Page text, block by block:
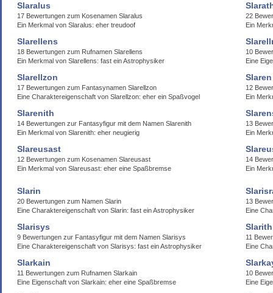
Slaralus
17 Bewertungen zum Kosenamen Slaralus
Ein Merkmal von Slaralus: eher treudoof
22
Ein
Slarellens
18 Bewertungen zum Rufnamen Slarellens
Ein Merkmal von Slarellens: fast ein Astrophysiker
10
Eine
Slarellzon
17 Bewertungen zum Fantasynamen Slarellzon
Eine Charaktereigenschaft von Slarellzon: eher ein Spaßvogel
Slaren
12
Ein
Slarenith
14 Bewertungen zur Fantasyfigur mit dem Namen Slarenith
Ein Merkmal von Slarenith: eher neugierig
13
Ein
Slareusast
12 Bewertungen zum Kosenamen Slareusast
Ein Merkmal von Slareusast: eher eine Spaßbremse
14
Ein
Slarin
20 Bewertungen zum Namen Slarin
Eine Charaktereigenschaft von Slarin: fast ein Astrophysiker
13
Eine
Slarisys
9 Bewertungen zur Fantasyfigur mit dem Namen Slarisys
Eine Charaktereigenschaft von Slarisys: fast ein Astrophysiker
Slarith
11
Eine
Slarkain
11 Bewertungen zum Rufnamen Slarkain
Eine Eigenschaft von Slarkain: eher eine Spaßbremse
10
Eine